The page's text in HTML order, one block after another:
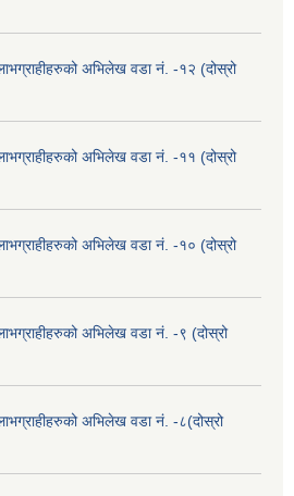
लाभग्राहीहरुको अभिलेख वडा नं. -१२ (दोस्रो
लाभग्राहीहरुको अभिलेख वडा नं. -११ (दोस्रो
लाभग्राहीहरुको अभिलेख वडा नं. -१० (दोस्रो
लाभग्राहीहरुको अभिलेख वडा नं. -९ (दोस्रो
लाभग्राहीहरुको अभिलेख वडा नं. -८(दोस्रो